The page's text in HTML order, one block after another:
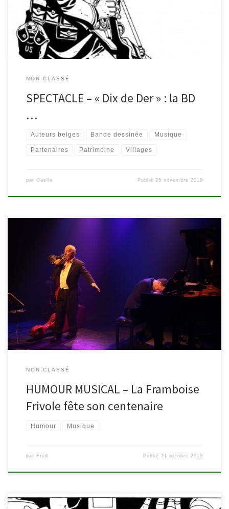
l’écran et illustrée musicalement. Rendez-vous à 16h30 à la salle
de Sourbrodt pour rendre hommage à l’auteur. A noter, […]
NON CLASSÉ
SPECTACLE – « Dix de Der » : la BD
…
Auteurs belges Bande dessinée Musique
Partenaires Patrimoine Villages
par Gaelle Publié 25 novembre 2019
Rendez-vous le samedi 8 février 2020 à 20h à la Salle de la
Fraternité de Malmedy pour fêter le centenaire de la Framboise
Frivole. Un évènement organisé dans le cadre du festival Paroles
d’Hommes. C’est de leur vivant qu’ils ont souhaité fêter cet
événement. Depuis cent ans sous le nom […]
NON CLASSÉ
HUMOUR MUSICAL – La Framboise
Frivole fête son centenaire
Humour Musique
par Fred Publié21 octobre 2019